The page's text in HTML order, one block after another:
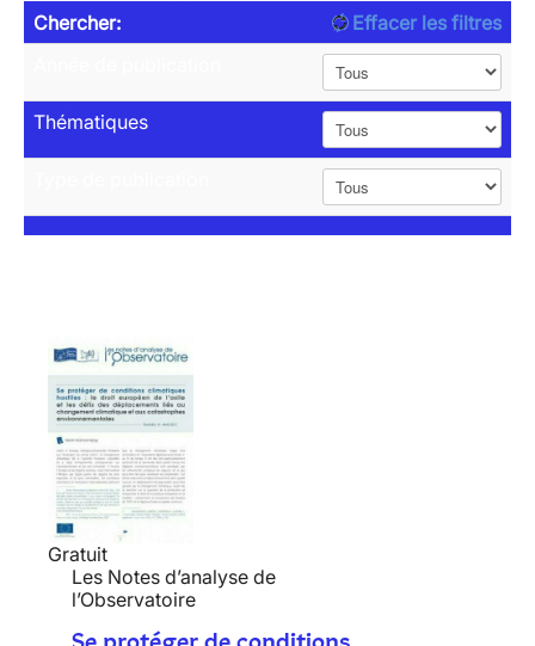
Chercher:
Effacer les filtres
Thématiques
Gratuit
Les Notes d’analyse de
l’Observatoire